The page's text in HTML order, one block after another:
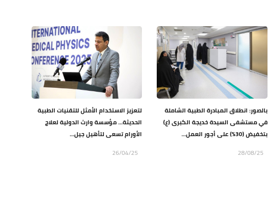
بالصور: انطلاق المبادرة الطبية الشاملة
في مستشفى السيدة خديجة الكبرى (ع)
بتخفيض (30%) على أجور العمل...
28/08/25
لتعزيز الاستخدام الأمثل للتقنيات الطبية
الحديثة... مؤسسة وارث الدولية لعلاج
الأورام تسعى لتأهيل جيل...
26/04/25